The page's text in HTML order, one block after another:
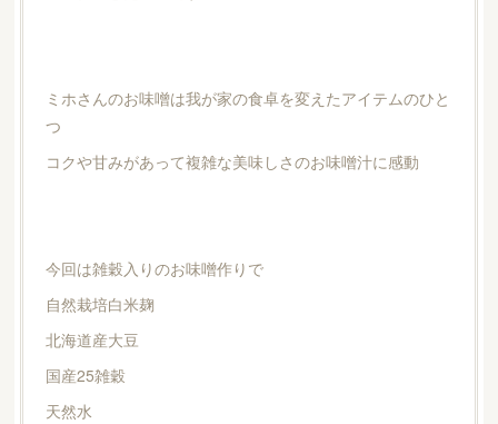
ミホさんのお味噌は我が家の食卓を変えたアイテムのひと
つ
コクや甘みがあって複雑な美味しさのお味噌汁に感動
今回は雑穀入りのお味噌作りで
自然栽培白米麹
北海道産大豆
国産25雑穀
天然水